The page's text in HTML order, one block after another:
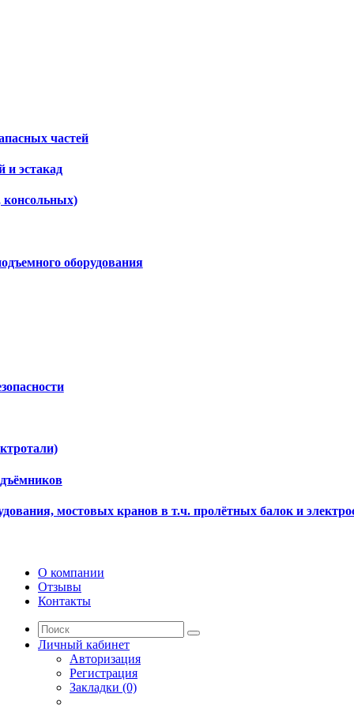
частей
и эстакад
консольных)
оборудования
мостовых кранов в т.ч. пролётных балок и
О компании
Отзывы
Контакты
Личный кабинет
Авторизация
Регистрация
Закладки (0)